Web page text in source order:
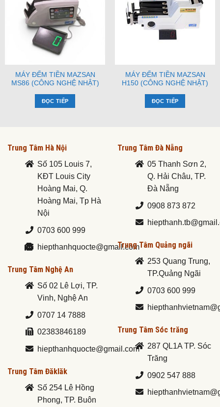
MÁY ĐẾM TIỀN MAZSAN
MS86 (CÔNG NGHỆ NHẬT)
ĐỌC TIẾP
MÁY ĐẾM TIỀN MAZSAN
H150 (CÔNG NGHỆ NHẬT)
ĐỌC TIẾP
Trung Tâm Hà Nội
Số 105 Louis 7,
KĐT Louis City
Hoàng Mai, Q.
Hoàng Mai, Tp Hà
Nội
0703 600 999
hiepthanhquocte@gmail.com
Trung Tâm Nghệ An
Số 02 Lê Lợi, TP.
Vinh, Nghệ An
0707 14 7888
02383846189
hiepthanhquocte@gmail.com
Trung Tâm Đăklăk
Số 254 Lê Hồng
Phong, TP. Buôn
Trung Tâm Đà Nẵng
05 Thanh Sơn 2,
Q. Hải Châu, TP.
Đà Nẵng
0908 873 872
Trung Tâm Quảng ngãi
253 Quang Trung,
TP.Quảng Ngãi
0703 600 999
Trung Tâm Sóc trăng
287 QL1A TP. Sóc
Trăng
0902 547 888